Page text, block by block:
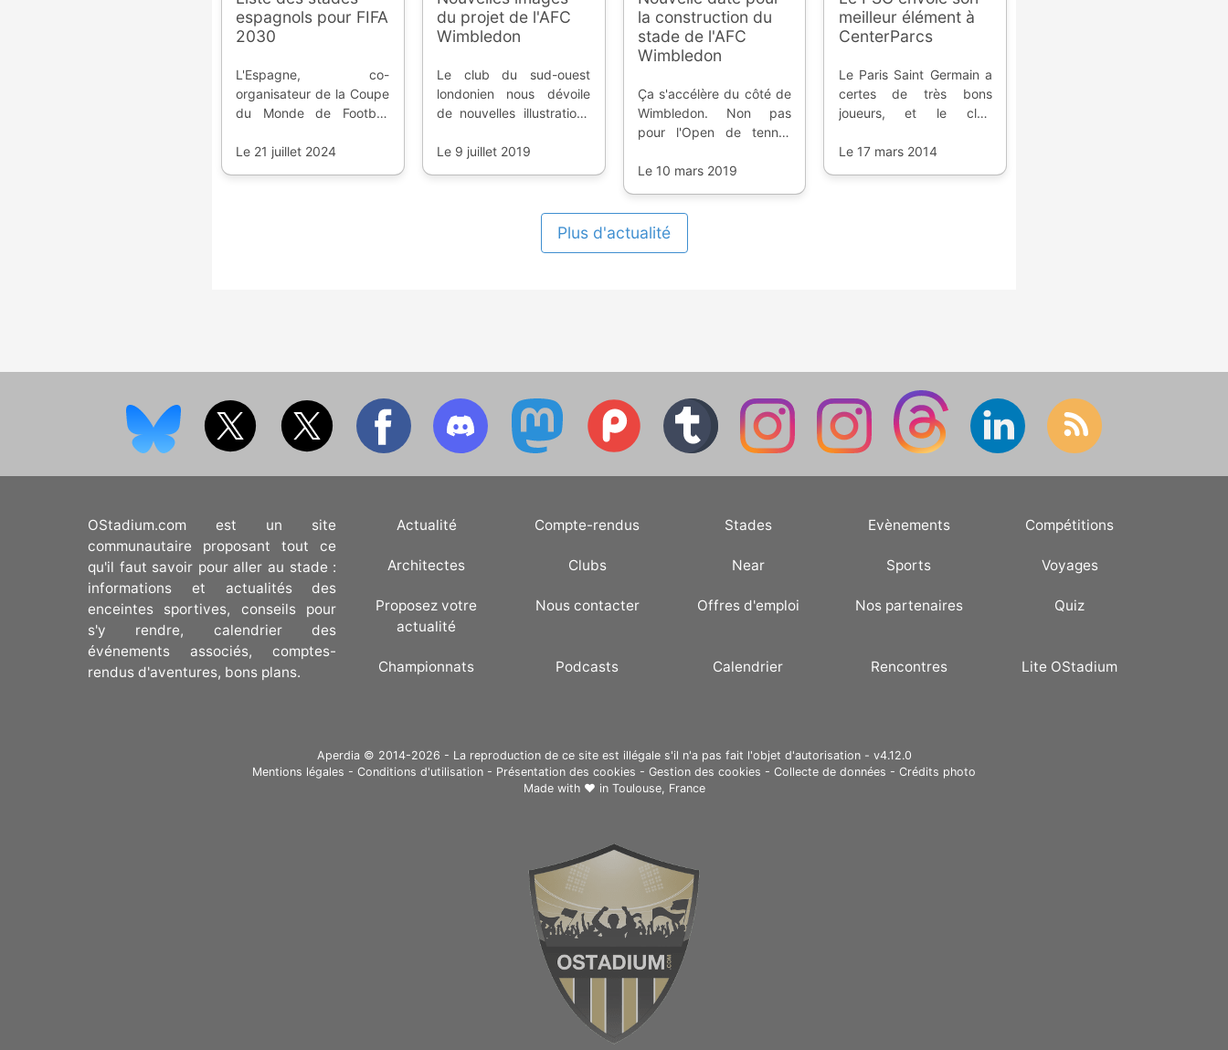
espagnols pour FIFA
2030
L'Espagne, co-
organisateur de la Coupe
du Monde de Football
des 11 stades choisis.
Le 21 juillet 2024
du projet de l'AFC
Wimbledon
Le club du sud-ouest
londonien nous dévoile
de nouvelles illustrations
millions d'euros.
Le 9 juillet 2019
la construction du
stade de l'AFC
Wimbledon
Ça s'accélère du côté de
Wimbledon. Non pas
pour l'Open de tennis,
football qui voit son rêve
Le 10 mars 2019
meilleur élément à
CenterParcs
Le Paris Saint Germain a
certes de très bons
joueurs, et le club
successeur pour la Ligue
Le 17 mars 2014
Plus d'actualité
OStadium.com est un site
communautaire proposant tout ce
qu'il faut savoir pour aller au stade :
informations et actualités des
enceintes sportives, conseils pour
s'y rendre, calendrier des
événements associés, comptes-
rendus d'aventures, bons plans.
Actualité Compte-rendus Stades Evènements Compétitions
Architectes Clubs Near Sports Voyages
Proposez votre
actualité
Nous contacter Offres d'emploi Nos partenaires Quiz
Championnats Podcasts Calendrier Rencontres Lite OStadium
Aperdia © 2014-2026 - La reproduction de ce site est illégale s'il n'a pas fait l'objet d'autorisation - v4.12.0
Mentions légales - Conditions d'utilisation - Présentation des cookies - Gestion des cookies - Collecte de données - Crédits photo
Made with ❤ in Toulouse, France